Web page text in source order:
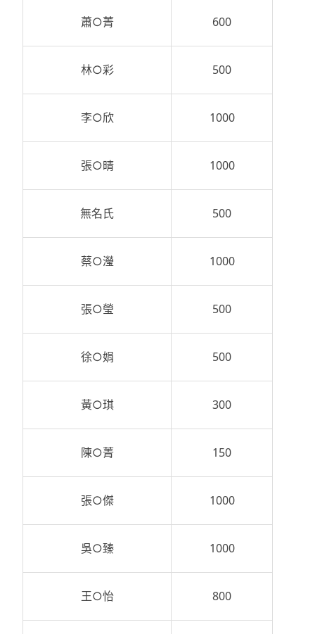
蕭○菁 600
林○彩 500
李○欣 1000
張○晴 1000
無名氏 500
蔡○瀅 1000
張○瑩 500
徐○娟 500
黃○琪 300
陳○菁 150
張○傑 1000
吳○臻 1000
王○怡 800